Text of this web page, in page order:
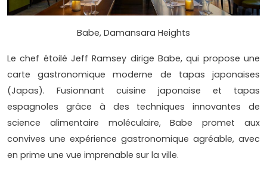
Babe, Damansara Heights
Le chef étoilé Jeff Ramsey dirige Babe, qui propose une
carte gastronomique moderne de tapas japonaises
(Japas). Fusionnant cuisine japonaise et tapas
espagnoles grâce à des techniques innovantes de
science alimentaire moléculaire, Babe promet aux
convives une expérience gastronomique agréable, avec
en prime une vue imprenable sur la ville.